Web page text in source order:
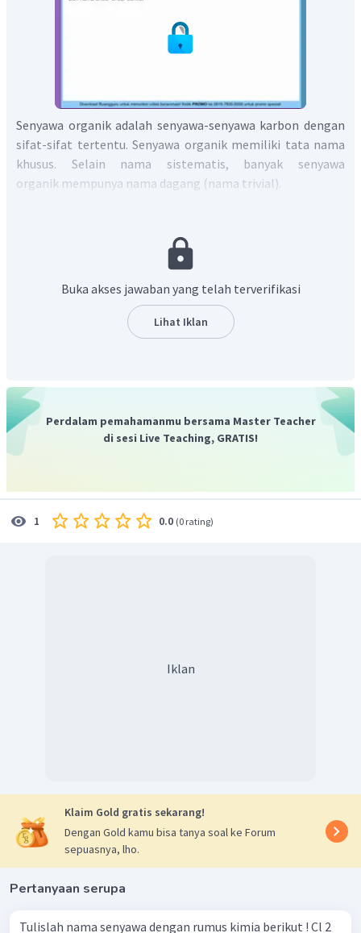
Senyawa organik adalah senyawa-senyawa karbon dengan
sifat-sifat tertentu. Senyawa organik memiliki tata nama
khusus. Selain nama sistematis, banyak senyawa
organik mempunya nama dagang (nama trivial).
Buka akses jawaban yang telah terverifikasi
Lihat Iklan
Perdalam pemahamanmu bersama Master Teacher
di sesi Live Teaching, GRATIS!
1 0.0 (0 rating)
Iklan
Klaim Gold gratis sekarang!
Dengan Gold kamu bisa tanya soal ke Forum
sepuasnya, lho.
Pertanyaan serupa
Tulislah nama senyawa dengan rumus kimia berikut ! Cl 2 ​